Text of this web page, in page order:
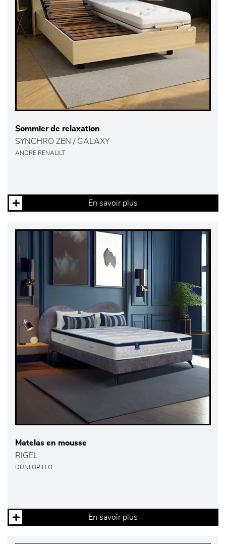
Sommier de relaxation
SYNCHRO ZEN / GALAXY
ANDRE RENAULT
En savoir plus
Matelas en mousse
RIGEL
DUNLOPILLO
En savoir plus